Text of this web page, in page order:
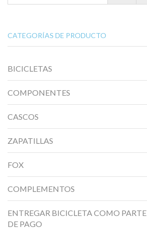
CATEGORÍAS DE PRODUCTO
BICICLETAS
COMPONENTES
CASCOS
ZAPATILLAS
FOX
COMPLEMENTOS
ENTREGAR BICICLETA COMO PARTE
DE PAGO